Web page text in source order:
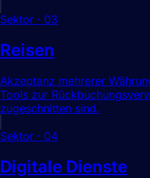
Sektor · 03
Reisen
Akzeptanz mehrerer
Tools zur
zugeschnitten sind.
Sektor · 04
Digitale Dienste